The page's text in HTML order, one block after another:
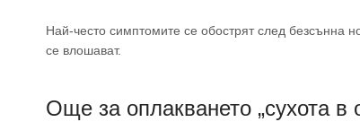
Най-често симптомите се обострят след безсънна
се влошават.
Още за оплакването „сухота в